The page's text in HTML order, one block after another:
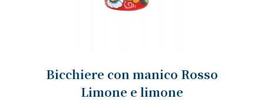
Bicchiere con manico Rosso
Limone e limone